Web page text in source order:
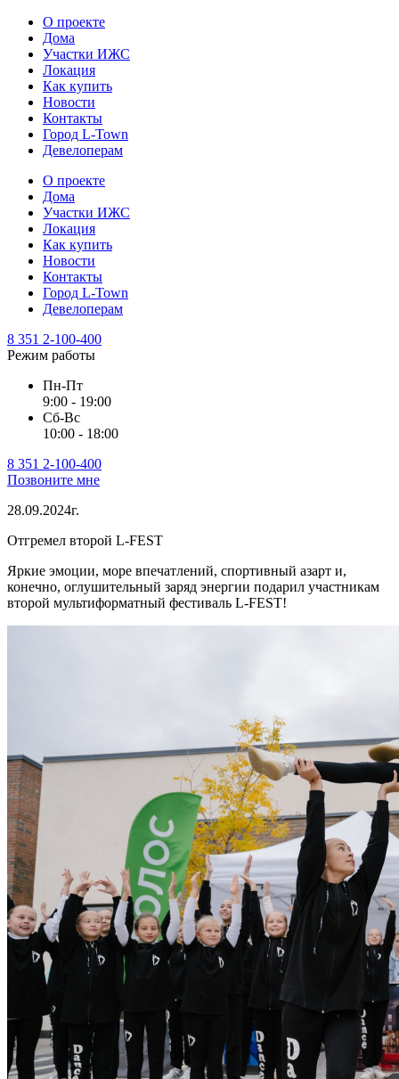
О проекте
Дома
Участки ИЖС
Локация
Как купить
Новости
Контакты
Город L-Town
Девелоперам
О проекте
Дома
Участки ИЖС
Локация
Как купить
Новости
Контакты
Город L-Town
Девелоперам
8 351 2-100-400
Режим работы
Пн-Пт
9:00 - 19:00
Сб-Вс
10:00 - 18:00
8 351 2-100-400
Позвоните мне
28.09.2024г.
Отгремел второй L-FEST
Яркие эмоции, море впечатлений, спортивный азарт и,
конечно, оглушительный заряд энергии подарил участникам
второй мультиформатный фестиваль L-FEST!